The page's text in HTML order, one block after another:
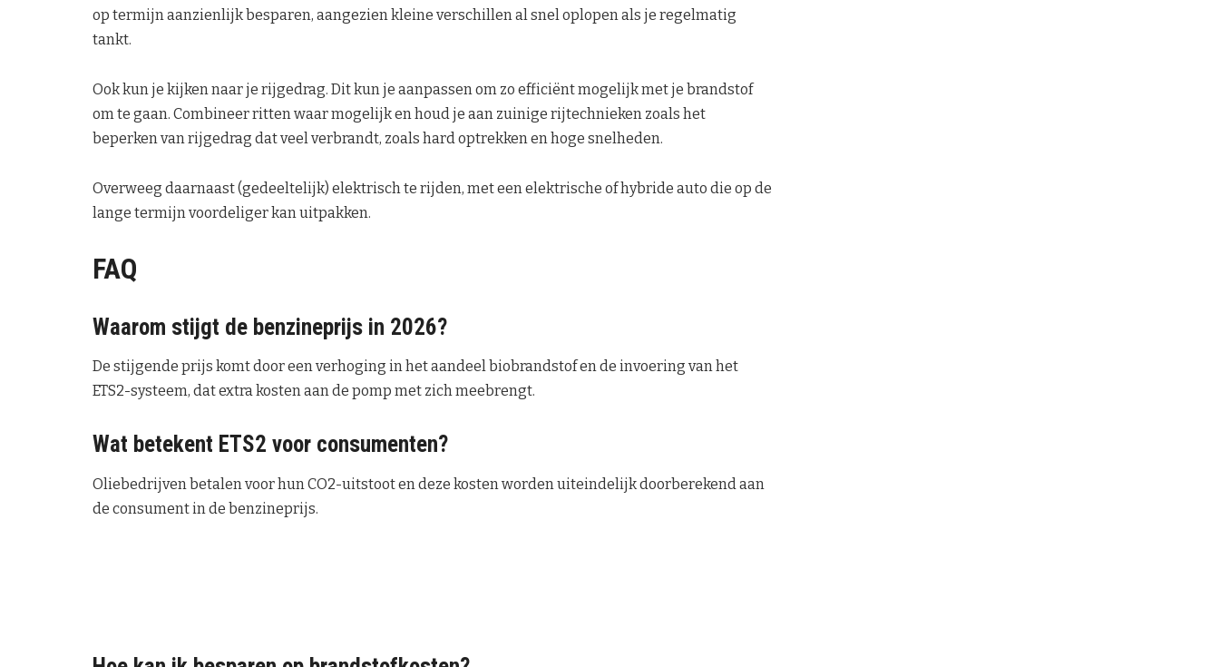
op termijn aanzienlijk besparen, aangezien kleine verschillen al snel oplopen als je regelmatig
tankt.
Ook kun je kijken naar je rijgedrag. Dit kun je aanpassen om zo efficiënt mogelijk met je brandstof
om te gaan. Combineer ritten waar mogelijk en houd je aan zuinige rijtechnieken zoals het
beperken van rijgedrag dat veel verbrandt, zoals hard optrekken en hoge snelheden.
Overweeg daarnaast (gedeeltelijk) elektrisch te rijden, met een elektrische of hybride auto die op de
lange termijn voordeliger kan uitpakken.
FAQ
Waarom stijgt de benzineprijs in 2026?
De stijgende prijs komt door een verhoging in het aandeel biobrandstof en de invoering van het
ETS2-systeem, dat extra kosten aan de pomp met zich meebrengt.
Wat betekent ETS2 voor consumenten?
Oliebedrijven betalen voor hun CO2-uitstoot en deze kosten worden uiteindelijk doorberekend aan
de consument in de benzineprijs.